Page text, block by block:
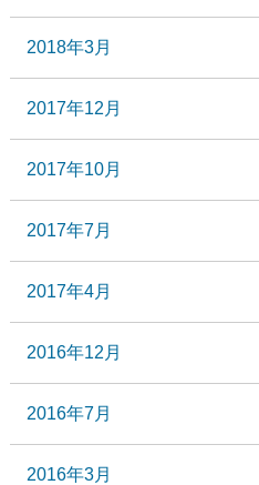
2018年3月
2017年12月
2017年10月
2017年7月
2017年4月
2016年12月
2016年7月
2016年3月